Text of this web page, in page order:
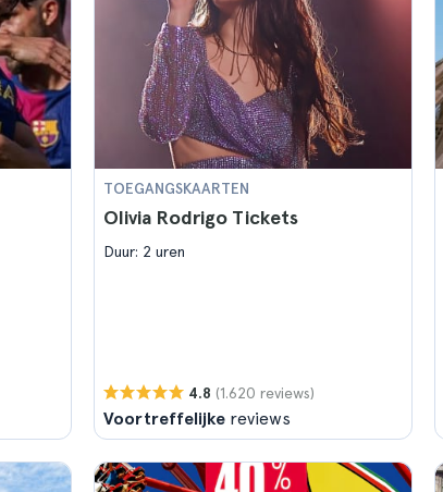
TOEGANGSKAARTEN
Olivia Rodrigo Tickets
Duur: 2 uren
4.8 (1.620 reviews)
Voortreffelijke reviews